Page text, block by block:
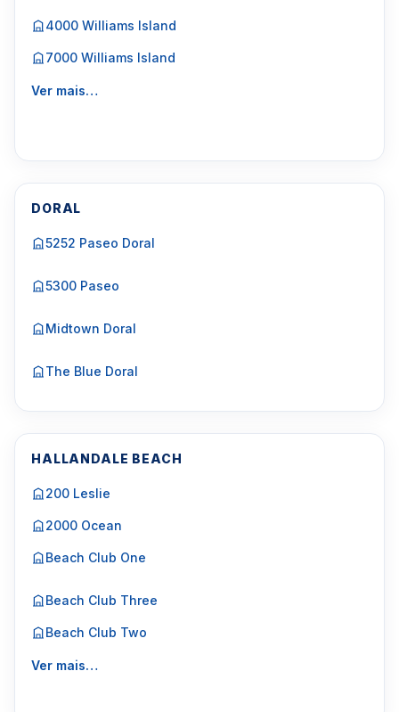
4000 Williams Island
7000 Williams Island
Ver mais…
DORAL
5252 Paseo Doral
5300 Paseo
Midtown Doral
The Blue Doral
HALLANDALE BEACH
200 Leslie
2000 Ocean
Beach Club One
Beach Club Three
Beach Club Two
Ver mais…